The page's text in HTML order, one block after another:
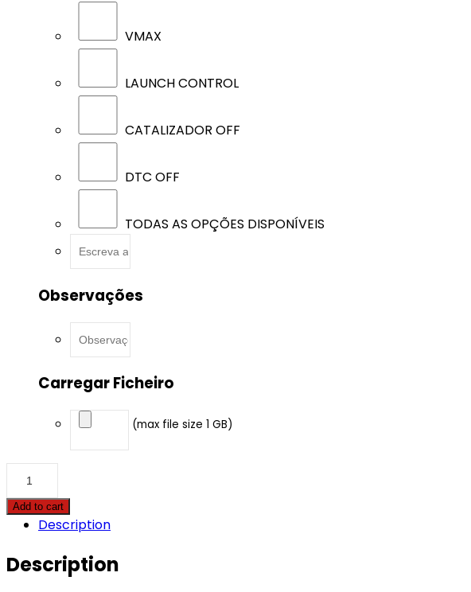
VMAX
LAUNCH CONTROL
CATALIZADOR OFF
DTC OFF
TODAS AS OPÇÕES DISPONÍVEIS
Observações
Carregar Ficheiro
(max file size 1 GB)
A5
-
(2.0T)
204hp
Add to cart
Description
Description